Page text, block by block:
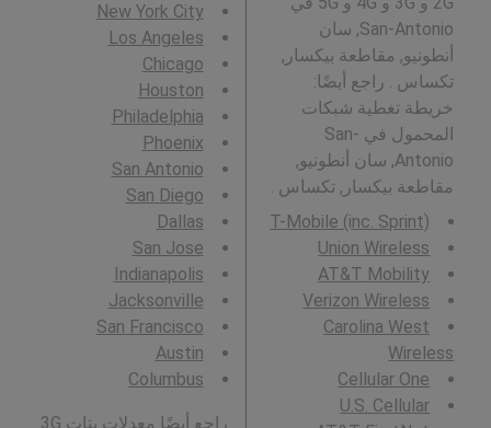
San-Antonio, سان
أنطونيو, مقاطعة بيكسار,
تكساس . راجع أيضًا:
خريطة تغطية شبكات
المحمول في San-
Antonio, سان أنطونيو,
مقاطعة بيكسار, تكساس .
T-Mobile (inc. Sprint)
Union Wireless
AT&T Mobility
Verizon Wireless
Carolina West
Wireless
Cellular One
U.S. Cellular
New York City
Los Angeles
Chicago
Houston
Philadelphia
Phoenix
San Antonio
San Diego
Dallas
San Jose
Indianapolis
Jacksonville
San Francisco
Austin
Columbus
راجع أيضًا معدلات بتات 3G